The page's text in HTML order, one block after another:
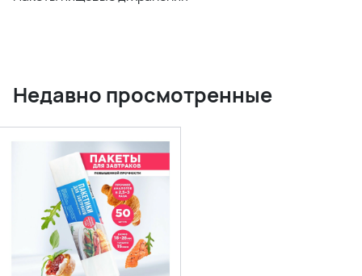
Недавно просмотренные